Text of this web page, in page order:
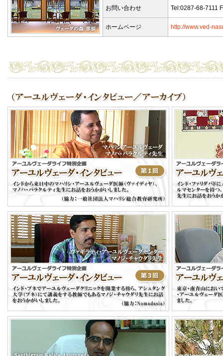
お問い合わせ Tel:0287-68-7111
ホームページ http://www.ved-